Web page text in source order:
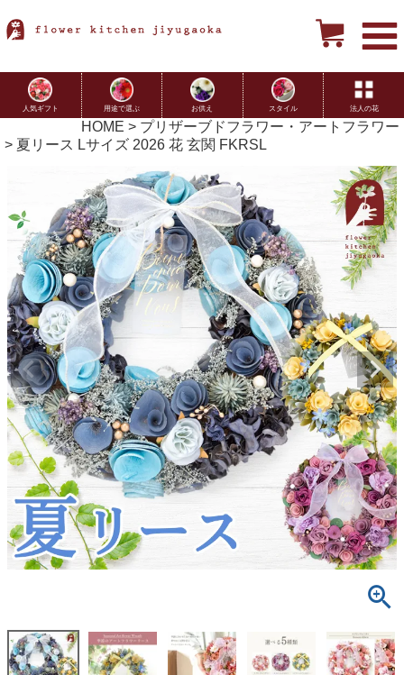
人気ギフト 用途で選ぶ お供え スタイル 法人の花
HOME
プリザーブドフラワー・アートフラワー
夏リース Lサイズ 2026 花 玄関 FKRSL